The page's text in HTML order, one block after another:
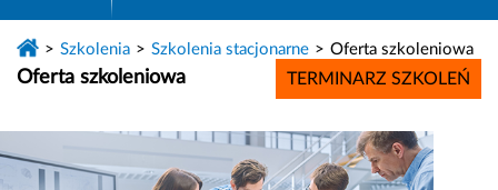
Szkolenia Szkolenia stacjonarne Oferta szkoleniowa
Oferta szkoleniowa TERMINARZ SZKOLEŃ